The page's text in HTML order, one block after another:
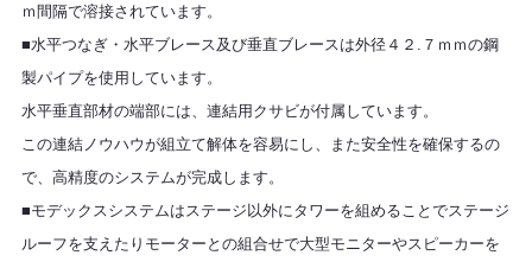
ｍ間隔で溶接されています。
■水平つなぎ・水平ブレース及び垂直ブレースは外径４２.７ｍｍの鋼
製パイプを使用しています。
水平垂直部材の端部には、連結用クサビが付属しています。
この連結ノウハウが組立て解体を容易にし、また安全性を確保するの
で、高精度のシステムが完成します。
■モデックスシステムはステージ以外にタワーを組めることでステージ
ルーフを支えたりモーターとの組合せで大型モニターやスピーカーを